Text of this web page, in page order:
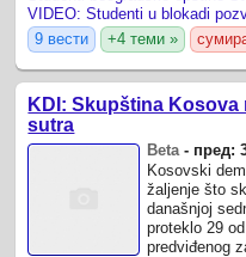
9 вести
+4 теми »
KDI: Skupština
sutra
Beta - пред:
Kosovski
žaljenje što
današnjoj
proteklo 29
predviđenog